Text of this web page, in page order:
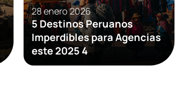
28 enero 2026
5 Destinos Peruanos
Imperdibles para Agencias
este 2025 4